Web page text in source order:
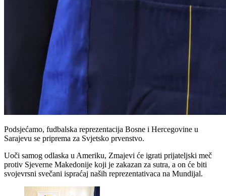
Podsjećamo, fudbalska reprezentacija Bosne i Hercegovine u
Sarajevu se priprema za Svjetsko prvenstvo.
Uoči samog odlaska u Ameriku, Zmajevi će igrati prijateljski meč
protiv Sjeverne Makedonije koji je zakazan za sutra, a on će biti
svojevrsni svečani ispraćaj naših reprezentativaca na Mundijal.